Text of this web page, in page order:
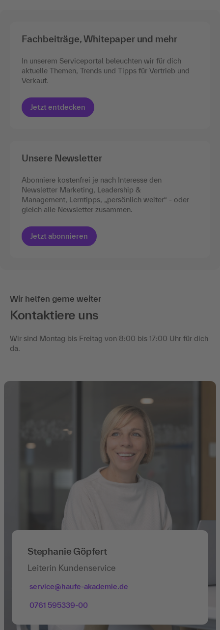
Fachbeiträge, Whitepaper und mehr
In unserem Serviceportal beleuchten wir für dich
aktuelle Themen, Trends und Tipps für Vertrieb und
Verkauf.
Jetzt entdecken
Unsere Newsletter
Abonniere kostenfrei je nach Interesse den
Newsletter Marketing, Leadership &
Management, Lerntipps, „persönlich weiter“ - oder
gleich alle Newsletter zusammen.
Jetzt abonnieren
Wir helfen gerne weiter
Kontaktiere uns
Wir sind Montag bis Freitag von 8:00 bis 17:00 Uhr für dich
da.
Stephanie Göpfert
Leiterin Kundenservice
service@haufe-akademie.de
0761 595339-00